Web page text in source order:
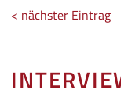
< nächster Eintrag